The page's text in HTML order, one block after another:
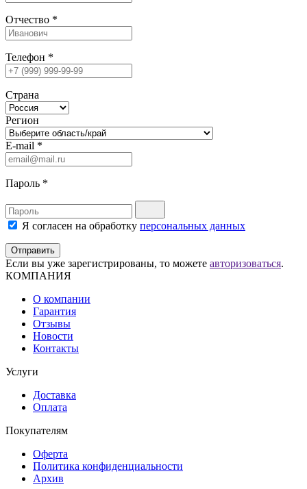
Отчество *
Телефон *
Страна
Регион
E-mail *
Пароль *
Я согласен на обработку персональных данных
Отправить
Если вы уже зарегистрированы, то можете авторизоваться.
КОМПАНИЯ
О компании
Гарантия
Отзывы
Новости
Контакты
Услуги
Доставка
Оплата
Покупателям
Оферта
Политика конфиденциальности
Архив